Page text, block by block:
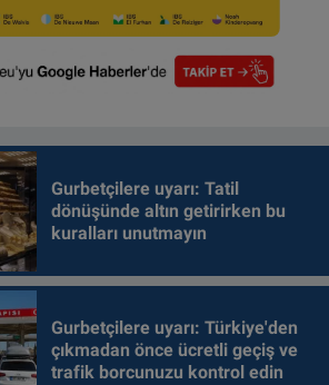
Gurbetçilere uyarı: Tatil
dönüşünde altın getirirken bu
kuralları unutmayın
Gurbetçilere uyarı: Türkiye'den
çıkmadan önce ücretli geçiş ve
trafik borcunuzu kontrol edin